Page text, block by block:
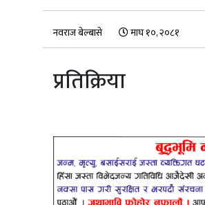
नवराज बेल्बासे माघ १०, २०८१
प्रतिक्रिया